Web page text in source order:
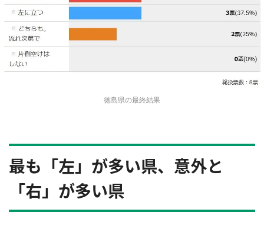
徳島県の最終結果
最も「左」が多い県、意外と
「右」が多い県